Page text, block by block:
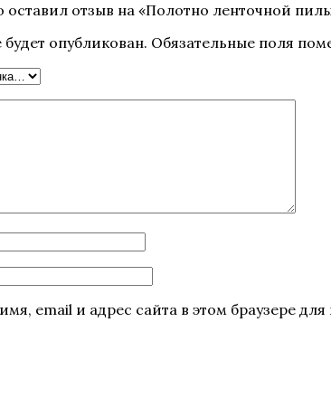
оставил отзыв на «Полотно ленточной
опубликован. Обязательные поля
email и адрес сайта в этом браузере